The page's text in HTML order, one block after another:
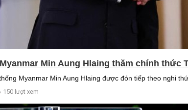
Min Aung Hlaing thăm chính thức
Myanmar Min Aung Hlaing được đón tiếp theo nghi
150 lượt xem